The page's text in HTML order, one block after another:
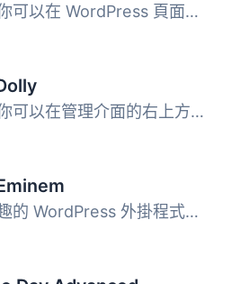
這個外掛讓你可以在 WordPress 頁面上加上「每日一句名言」小...
這款外掛讓你可以在管理介面的右上方自訂歌詞、引言或任何文...
這是一個有趣的 WordPress 外掛程式，它會顯示 Eminem 的歌曲...